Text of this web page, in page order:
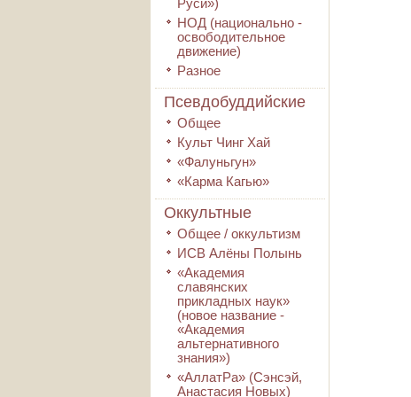
Руси»)
НОД (национально -
освободительное
движение)
Разное
Псевдобуддийские
Общее
Культ Чинг Хай
«Фалуньгун»
«Карма Кагью»
Оккультные
Общее / оккультизм
ИСВ Алёны Полынь
«Академия
славянских
прикладных наук»
(новое название -
«Академия
альтернативного
знания»)
«АллатРа» (Сэнсэй,
Анастасия Новых)